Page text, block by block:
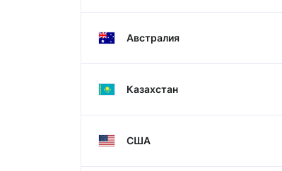
Австралия
Казахстан
США